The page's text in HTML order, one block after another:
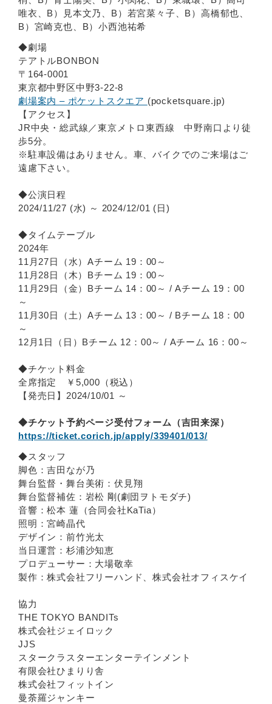
唯衣、B）見本文乃、B）若宮菜々子、B）高橋郁也、
B）宮崎克也、B）小西池祐希
◆劇場
テアトルBONBON
〒164-0001
東京都中野区中野3-22-8
劇場案内 – ポケットスクエア (pocketsquare.jp)
【アクセス】
JR中央・総武線／東京メトロ東西線 中野南口より徒
歩5分。
※駐車設備はありません。車、バイクでのご来場はご
遠慮下さい。
◆公演日程
2024/11/27 (水) ～ 2024/12/01 (日)
◆タイムテーブル
2024年
11月27日（水）Aチーム 19：00～
11月28日（木）Bチーム 19：00～
11月29日（金）Bチーム 14：00～ / Aチーム 19：00
～
11月30日（土）Aチーム 13：00～ / Bチーム 18：00
～
12月1日（日）Bチーム 12：00～ / Aチーム 16：00～
◆チケット料金
全席指定 ￥5,000（税込）
【発売日】2024/10/01 ～
◆チケット予約ページ受付フォーム（吉田来深）
https://ticket.corich.jp/apply/339401/013/
◆スタッフ
脚色：吉田なが乃
舞台監督・舞台美術：伏見翔
舞台監督補佐：岩松 剛(劇団ヲトモダチ)
音響：松本 蓮（合同会社KaTia）
照明：宮崎晶代
デザイン：前竹光太
当日運営：杉浦沙知恵
プロデューサー：大場敬幸
製作：株式会社フリーハンド、株式会社オフィスケイ
協力
THE TOKYO BANDITs
株式会社ジェイロック
JJS
スタークラスターエンターテインメント
有限会社ひまりり舎
株式会社フィットイン
曼荼羅ジャンキー